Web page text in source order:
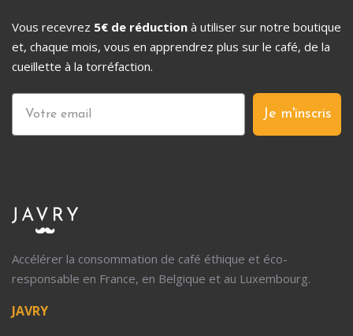
Vous recevrez 5€ de réduction à utiliser sur notre boutique
et, chaque mois, vous en apprendrez plus sur le café, de la
cueillette à la torréfaction.
Je m'inscris
Accélérer la consommation de café éthique et éco-
responsable en France, en Belgique et au Luxembourg.
JAVRY